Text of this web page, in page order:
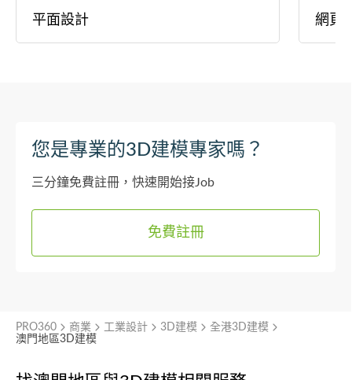
平面設計 網頁
您是專業的3D建模專家嗎？
三分鐘免費註冊，快速開始接Job
免費註冊
PRO360 商業 工業設計 3D建模
全港3D建模
澳門地區3D建模